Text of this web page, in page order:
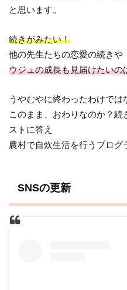
と思います。
続きがみたい！
他の先生たちの恋愛の続きや
ウジュの成長も見届けたいの
うやむやに終わったわけでは
このまま、おわりなのか？
ストに答え
農村で自炊生活を行うプログ
SNSの更新